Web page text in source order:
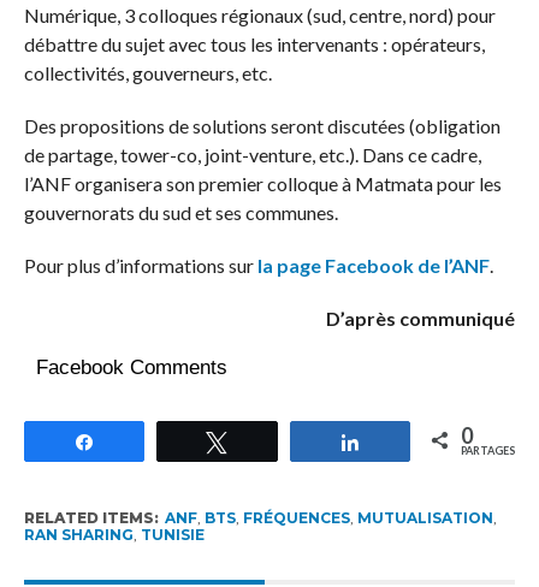
Numérique, 3 colloques régionaux (sud, centre, nord) pour
débattre du sujet avec tous les intervenants : opérateurs,
collectivités, gouverneurs, etc.
Des propositions de solutions seront discutées (obligation
de partage, tower-co, joint-venture, etc.). Dans ce cadre,
l’ANF organisera son premier colloque à Matmata pour les
gouvernorats du sud et ses communes.
Pour plus d’informations sur la page Facebook de l’ANF.
D’après communiqué
Facebook Comments
Partagez 0
PARTAGES
RELATED ITEMS: ANF, BTS, FRÉQUENCES, MUTUALISATION,
RAN SHARING, TUNISIE